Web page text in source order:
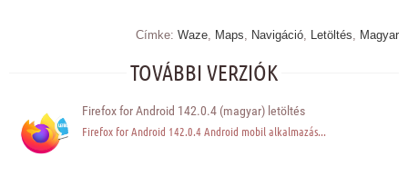
Címke: Waze, Maps, Navigáció, Letöltés, Magyar
TOVÁBBI VERZIÓK
Firefox for Android 142.0.4 (magyar) letöltés
Firefox for Android 142.0.4 Android mobil alkalmazás...